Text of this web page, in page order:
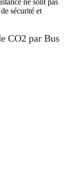
sécurité et
CO2 par Bus